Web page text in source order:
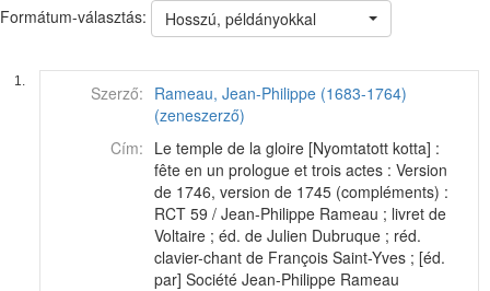
Formátum-választás: Hosszú, példányokkal
1.
Szerző: Rameau, Jean-Philippe (1683-1764)
(zeneszerző)
Cím: Le temple de la gloire [Nyomtatott kotta] :
fête en un prologue et trois actes : Version
de 1746, version de 1745 (compléments) :
RCT 59 / Jean-Philippe Rameau ; livret de
Voltaire ; éd. de Julien Dubruque ; réd.
clavier-chant de François Saint-Yves ; [éd.
par] Société Jean-Philippe Rameau